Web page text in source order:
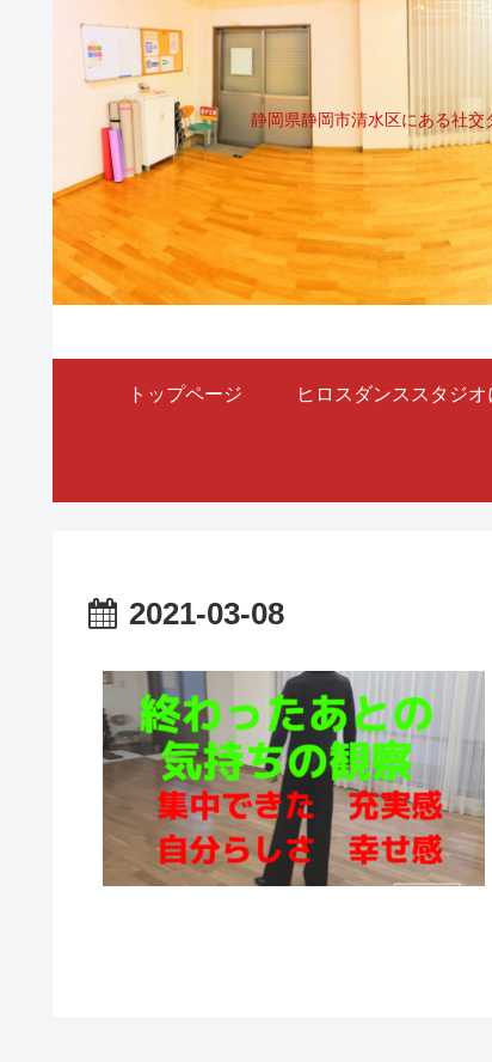
静岡県静岡市清水区にある社
トップページ ヒロスダンススタジオ
2021-03-08